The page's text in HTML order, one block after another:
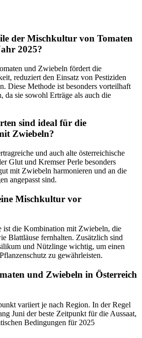
der Mischkultur von Tomaten
2025?
und Zwiebeln fördert die
reduziert den Einsatz von Pestiziden
Diese Methode ist besonders vorteilhaft
da sie sowohl Erträge als auch die
sind ideal für die
Zwiebeln?
und auch alte österreichische
Glut und Kremser Perle besonders
mit Zwiebeln harmonieren und an die
angepasst sind.
Mischkultur vor
ist die Kombination mit Zwiebeln, die
Blattläuse fernhalten. Zusätzlich sind
und Nützlinge wichtig, um einen
zu gewährleisten.
und Zwiebeln in Österreich
variiert je nach Region. In der Regel
Juni der beste Zeitpunkt für die Aussaat,
Bedingungen für 2025